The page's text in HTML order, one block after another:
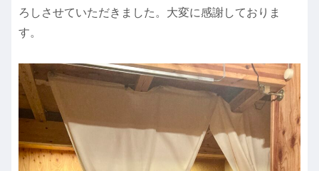
ろしさせていただきました。大変に感謝しておりま
す。